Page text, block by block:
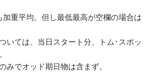
加重平均。但し最低最高が空欄の場合は
いては、当日スタート分、トム･スポッ
みでオッド期日物は含まず。